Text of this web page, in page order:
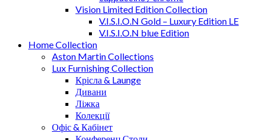
Vision Limited Edition Collection
V.I.S.I.O.N Gold – Luxury Edition LE
V.I.S.I.O.N blue Edition
Home Collection
Aston Martin Collections
Lux Furnishing Collection
Крісла & Launge
Дивани
Ліжка
Колекції
Офіс & Кабінет